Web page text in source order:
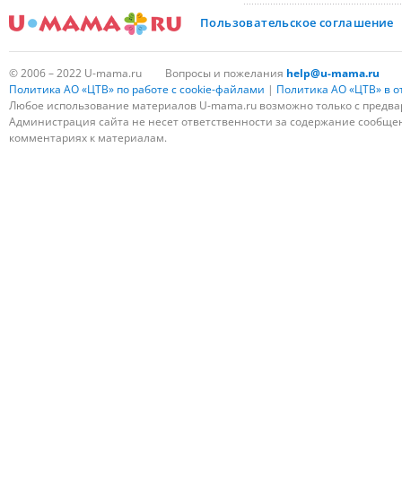
Пользовательское соглашение
© 2006 – 2022 U-mama.ru Вопросы и пожелания help@u-mama.ru
Политика АО «ЦТВ» по работе с cookie-файлами | Политика АО «ЦТВ» в
Любое использование материалов U-mama.ru возможно только с
Администрация сайта не несет ответственности за содержание
комментариях к материалам.